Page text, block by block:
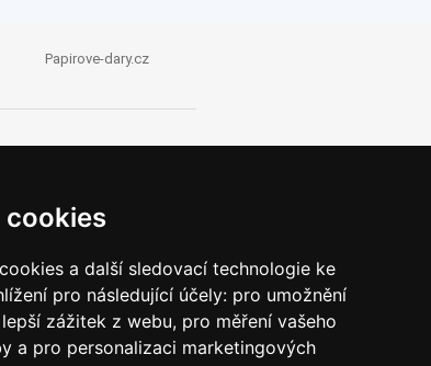
cookies
a další sledovací technologie ke
pro následující účely: pro umožnění
zážitek z webu, pro měření vašeho
a pro personalizaci marketingových
Papirove-dary.cz